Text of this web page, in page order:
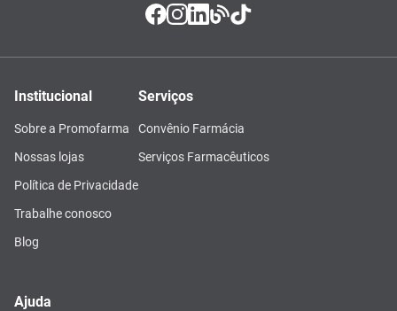
Institucional
Sobre a Promofarma
Nossas lojas
Política de Privacidade
Trabalhe conosco
Blog
Serviços
Convênio Farmácia
Serviços Farmacêuticos
Ajuda